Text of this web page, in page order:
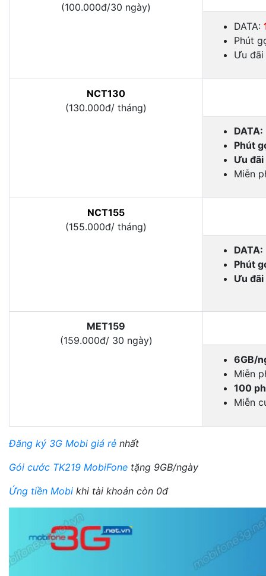
(100.000đ/30 ngày)
DATA:
Phút
Ưu
NCT130
(130.000đ/ tháng)
DATA:
Phút
Ưu
Miễn
NCT155
(155.000đ/ tháng)
DATA:
Phút
Ưu
MET159
(159.000đ/ 30 ngày)
6GB/
Miễn
100
Miễn
Đăng ký 3G Mobi giá rẻ nhất
Gói cước TK219 MobiFone tặng 9GB/ngày
Ứng tiền Mobi khi tài khoản còn 0đ